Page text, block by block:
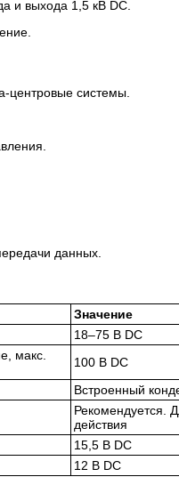
и выхода 1,5 кВ DC.
центровые системы.
данных.
Значение
18–75 В DC
макс.
100 В DC
Встроенный
Рекомендуется.
действия
15,5 В DC
12 В DC